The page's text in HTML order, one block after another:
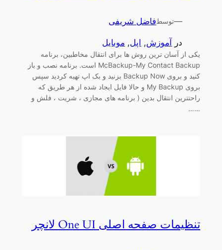
—توسطفاضل شریفی
در آموزش, اپل, موبایل
یکی از آسان ترین روش ها برای انتقال مخاطبین، برنامه
McBackup-My Contact Backup است. برنامه نصب و باز
کنید و بروی Backup Now بزنید و بک اپ تهیه کردید سپس
بروی My Backup و حالا فایل ایجاد شده از هر طریق که
راحتترین انتقال بدین ( برنامه های مجازی ، شریت ، فلش و
……
تنظیمات صفحه اصلی One UI لانچر